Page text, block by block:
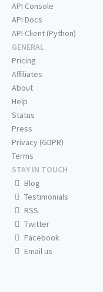
API Console
API Docs
API Client (Python)
GENERAL
Pricing
Affiliates
About
Help
Status
Press
Privacy (GDPR)
Terms
STAY IN TOUCH
Blog
Testimonials
RSS
Twitter
Facebook
Email us